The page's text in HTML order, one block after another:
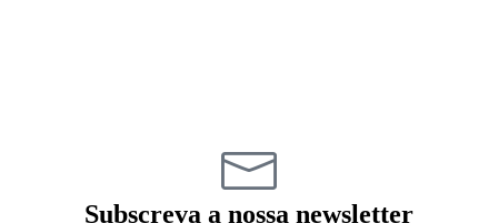
Subscreva a nossa newsletter